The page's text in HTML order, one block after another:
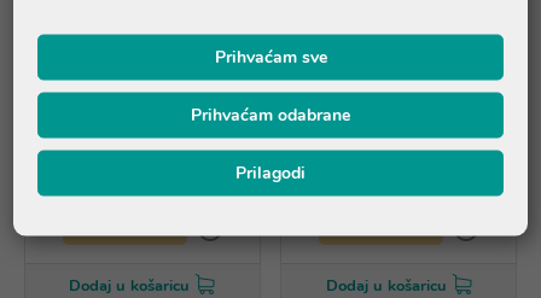
Eucerin DermoPure Clinical
Gel za čišćenje s trostrukim
djelovanjem za lice i tijelo
400ml
27,58 €
Dodaj u košaricu
Eucerin DermoPure Clinical
Gel za čišćenje s trostrukim
djelovanjem za lice i tijelo
150ml
16,33 €
Dodaj u košaricu
Prihvaćam sve
Prihvaćam odabrane
Prilagodi